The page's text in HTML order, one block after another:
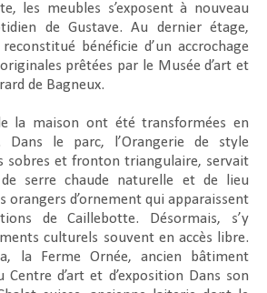
les meubles s’exposent à nouveau
de Gustave. Au dernier étage,
bénéficie d’un accrochage
prêtées par le Musée d’art et
de Bagneux.
la maison ont été transformées en
Dans le parc, l’Orangerie de style
sobres et fronton triangulaire, servait
serre chaude naturelle et de lieu
orangers d’ornement qui apparaissent
de Caillebotte. Désormais, s’y
culturels souvent en accès libre.
la Ferme Ornée, ancien bâtiment
Centre d’art et d’exposition Dans son